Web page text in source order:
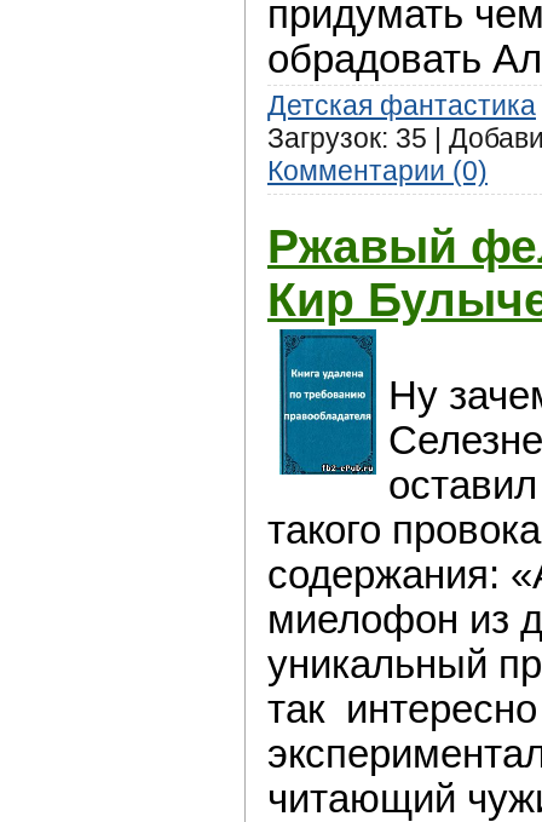
придумать
обрадовать
Детская фантастика
Загрузок: 35 |
Комментарии (0)
Ржавый
Кир
Ну
такого
содержания:
миелофон из
уникальный
так
читающий